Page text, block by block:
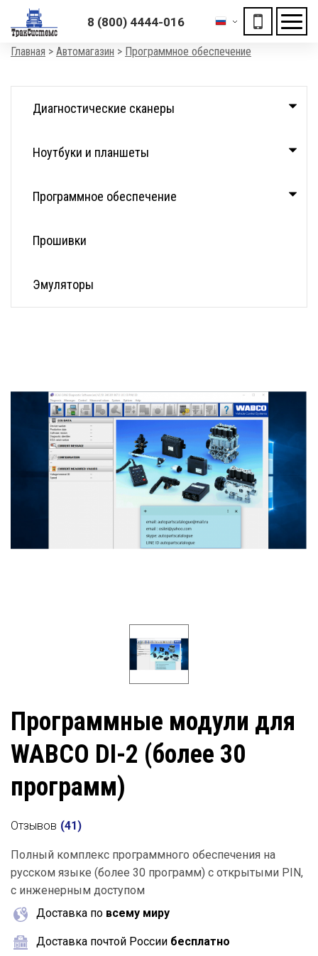
8 (800) 4444-016
Строка
Главная Автомагазин Программное обеспечение
Диагностические сканеры
Ноутбуки и планшеты
Программное обеспечение
Прошивки
Эмуляторы
Программные модули для
WABCO DI-2 (более 30
программ)
Отзывов (41)
Полный комплекс программного обеспечения на
русском языке (более 30 программ) с открытыми PIN,
с инженерным доступом
Доставка по всему миру
Доставка почтой России бесплатно